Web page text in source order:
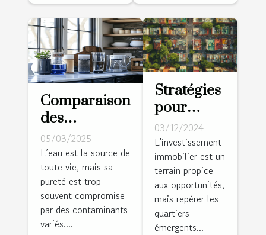
Comparaison
des
méthodes de
purification
de l'eau à la
maison
05/03/2025
L’eau est la source de
toute vie, mais sa
pureté est trop
souvent compromise
par des contaminants
variés....
Stratégies
pour
identifier
et investir
dans des
quartiers
émergents
03/12/2024
L'investissement
immobilier est un
terrain propice
aux opportunités,
mais repérer les
quartiers
émergents...